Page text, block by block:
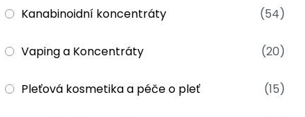
Kanabinoidní koncentráty (54)
Vaping a Koncentráty (20)
Pleťová kosmetika a péče o pleť (15)